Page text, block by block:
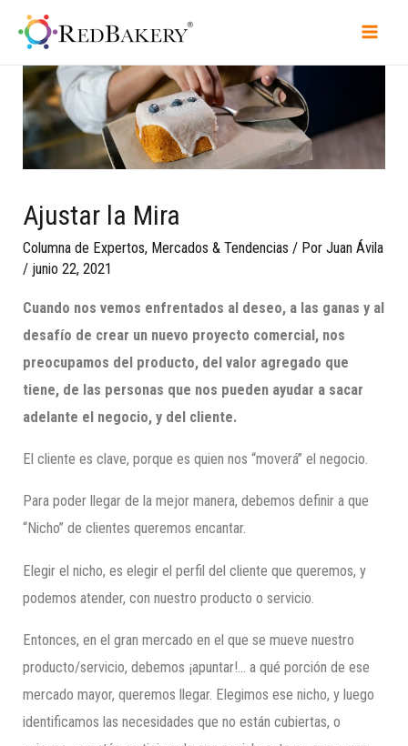
Ajustar la Mira
Columna de Expertos, Mercados & Tendencias / PorJuan Ávila
/ junio 22, 2021
Cuando nos vemos enfrentados al deseo, a las ganas y al
desafío de crear un nuevo proyecto comercial, nos
preocupamos del producto, del valor agregado que
tiene, de las personas que nos pueden ayudar a sacar
adelante el negocio, y del cliente.
El cliente es clave, porque es quien nos “moverá” el negocio.
Para poder llegar de la mejor manera, debemos definir a que
“Nicho” de clientes queremos encantar.
Elegir el nicho, es elegir el perfil del cliente que queremos, y
podemos atender, con nuestro producto o servicio.
Entonces, en el gran mercado en el que se mueve nuestro
producto/servicio, debemos ¡apuntar!… a qué porción de ese
mercado mayor, queremos llegar. Elegimos ese nicho, y luego
identificamos las necesidades que no están cubiertas, o